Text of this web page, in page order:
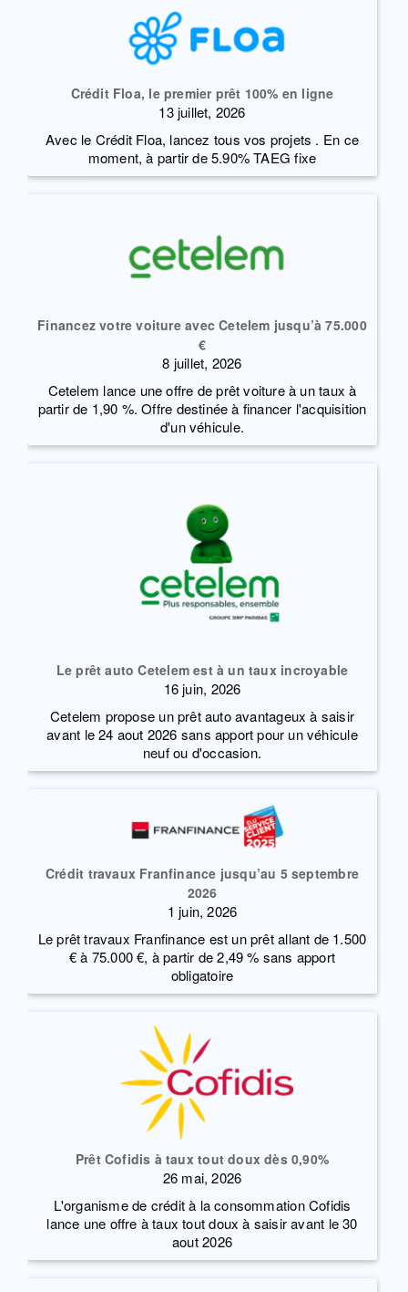
Crédit Floa, le premier prêt 100% en ligne
13 juillet, 2026
Avec le Crédit Floa, lancez tous vos projets . En ce
moment, à partir de 5.90% TAEG fixe
Financez votre voiture avec Cetelem jusqu’à 75.000
€
8 juillet, 2026
Cetelem lance une offre de prêt voiture à un taux à
partir de 1,90 %. Offre destinée à financer l'acquisition
d'un véhicule.
Le prêt auto Cetelem est à un taux incroyable
16 juin, 2026
Cetelem propose un prêt auto avantageux à saisir
avant le 24 aout 2026 sans apport pour un véhicule
neuf ou d'occasion.
Crédit travaux Franfinance jusqu’au 5 septembre
2026
1 juin, 2026
Le prêt travaux Franfinance est un prêt allant de 1.500
€ à 75.000 €, à partir de 2,49 % sans apport
obligatoire
Prêt Cofidis à taux tout doux dès 0,90%
26 mai, 2026
L'organisme de crédit à la consommation Cofidis
lance une offre à taux tout doux à saisir avant le 30
aout 2026